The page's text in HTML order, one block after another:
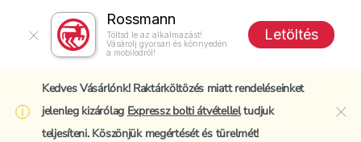
Rossmann
Töltsd le az alkalmazást!
Vásárolj gyorsan és könnyedén
a mobilodról!
Letöltés
Kedves Vásárlónk! Raktárköltözés miatt rendeléseinket
jelenleg kizárólag Expressz bolti átvételleltudjuk
teljesíteni. Köszönjük megértését és türelmét!